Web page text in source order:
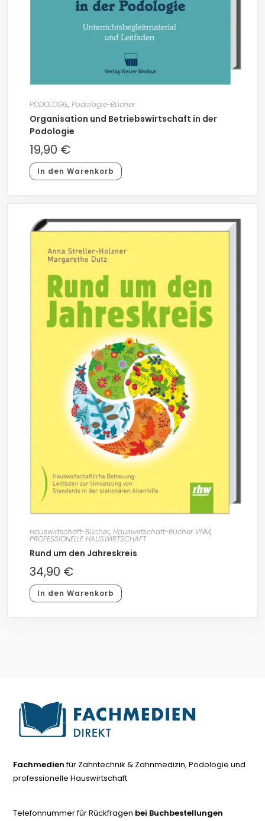
PODOLOGIE, Podologie-Bücher
Organisation und Betriebswirtschaft in der
Podologie
19,90 €
In den Warenkorb
Hauswirtschaft-Bücher, Hauswirtschaft-Bücher VNM,
PROFESSIONELLE HAUSWIRTSCHAFT
Rund um den Jahreskreis
34,90 €
In den Warenkorb
Fachmedienfür Zahntechnik & Zahnmedizin, Podologie und
professionelle Hauswirtschaft
Telefonnummer für Rückfragen bei Buchbestellungen